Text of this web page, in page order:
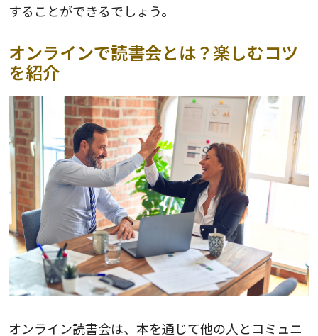
することができるでしょう。
オンラインで読書会とは？楽しむコツ
を紹介
オンライン読書会は、本を通じて他の人とコミュニ